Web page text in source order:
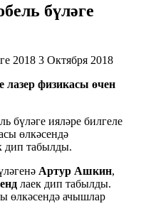
бүләге
3 Октября 2018
лазер физикасы өчен
бүләге ияләре билгеле
өлкәсендә
дип табылды.
Артур Ашкин,
лаек дип табылды.
өлкәсендә ачышлар